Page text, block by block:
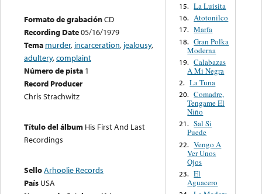
Formato de grabaciónCD
Recording Date05/16/1979
Tema murder, incarceration, jealousy,
adultery,complaint
Número de pista 1
Record Producer
Chris Strachwitz
Título del álbum His First And Last
Recordings
SelloArhoolie Records
País USA
15. La Luisita
16. Atotonilco
17. Marfa
18. Gran Polka
Moderna
19. Calabazas
A Mi Negra
2. La Tuna
20. Comadre,
Tengame El
Niño
21. Sal Si
Puede
22. Vengo A
Ver Unos
Ojos
23. El
Aguacero